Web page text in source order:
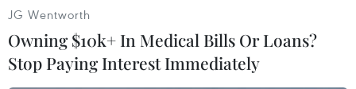
#COVID-19 #kinh tế Hàn Quốc
#tăng trưởng kinh tế
JG Wentworth
Owning $10k+ In Medical Bills Or Loans?
Stop Paying Interest Immediately